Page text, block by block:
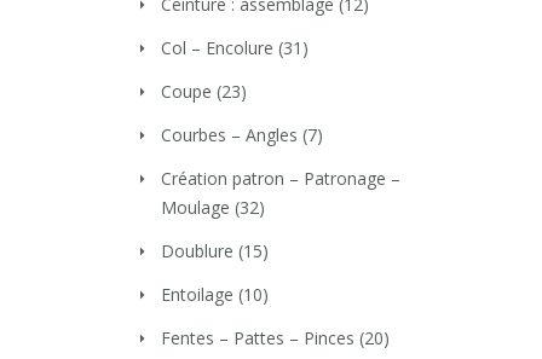
Col – Encolure (31)
Coupe (23)
Courbes – Angles (7)
Création patron – Patronage –
Moulage (32)
Doublure (15)
Entoilage (10)
Fentes – Pattes – Pinces (20)